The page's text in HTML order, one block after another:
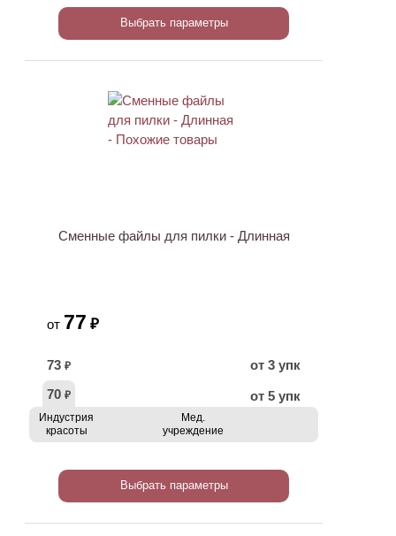
Выбрать параметры
Сменные файлы для пилки - Длинная
от 77 ₽
73 ₽
от 3 упк
70 ₽ от 5 упк
Индустрия
красоты
Мед.
учреждение
Выбрать параметры